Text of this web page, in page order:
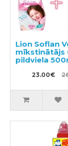
Lion Soflan
mīkstinātājs
pildviela
23.00€